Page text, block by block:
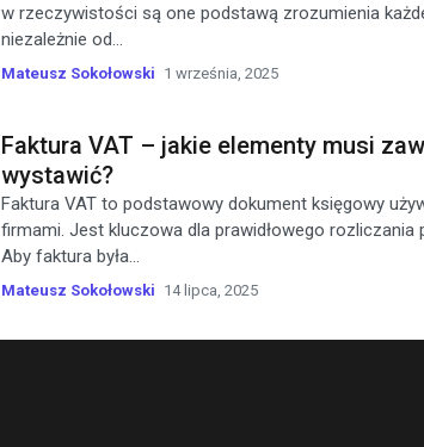
w rzeczywistości są one podstawą zrozumienia
niezależnie od...
Mateusz Sokołowski 1 września, 2025
Faktura VAT – jakie elementy musi
wystawić?
Faktura VAT to podstawowy dokument księgowy
firmami. Jest kluczowa dla prawidłowego rozliczania
Aby faktura była...
Mateusz Sokołowski 14 lipca, 2025